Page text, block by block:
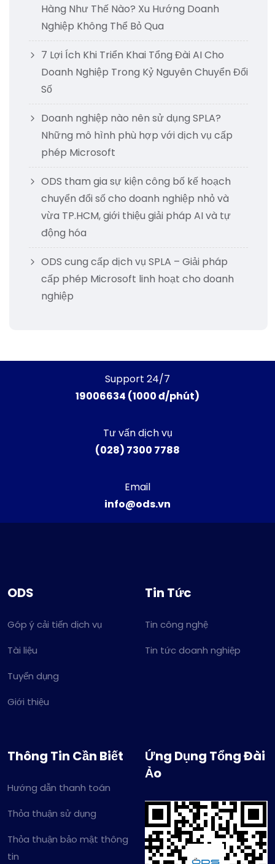
Hàng Như Thế Nào? Xu Hướng Doanh
Nghiệp Không Thể Bỏ Qua
7 Lợi Ích Khi Triển Khai Tổng Đài AI Cho
Doanh Nghiệp Trong Kỷ Nguyên Chuyển Đổi
Số
Doanh nghiệp nào nên sử dụng SPLA?
Những mô hình phù hợp với dịch vụ cấp
phép Microsoft
ODS tham gia sự kiện công bố kế hoạch
chuyển đổi số cho doanh nghiệp nhỏ và
vừa TP.HCM, giới thiệu giải pháp AI và tự
động hóa
ODS cung cấp dịch vụ SPLA – Giải pháp
cấp phép Microsoft linh hoạt cho doanh
nghiệp
Support 24/7
19006634 (1000 đ/phút)
Tư vấn dịch vụ
(028) 7300 7788
Email
info@ods.vn
ODS
Góp ý cải tiến dịch vụ
Tài liệu
Tuyển dụng
Giới thiệu
Tin Tức
Tin công nghệ
Tin tức doanh nghiệp
Thông Tin Cần Biết
Hướng dẫn thanh toán
Thỏa thuận sử dụng
Thỏa thuận bảo mật thông
tin
Ứng Dụng Tổng Đài
Ảo